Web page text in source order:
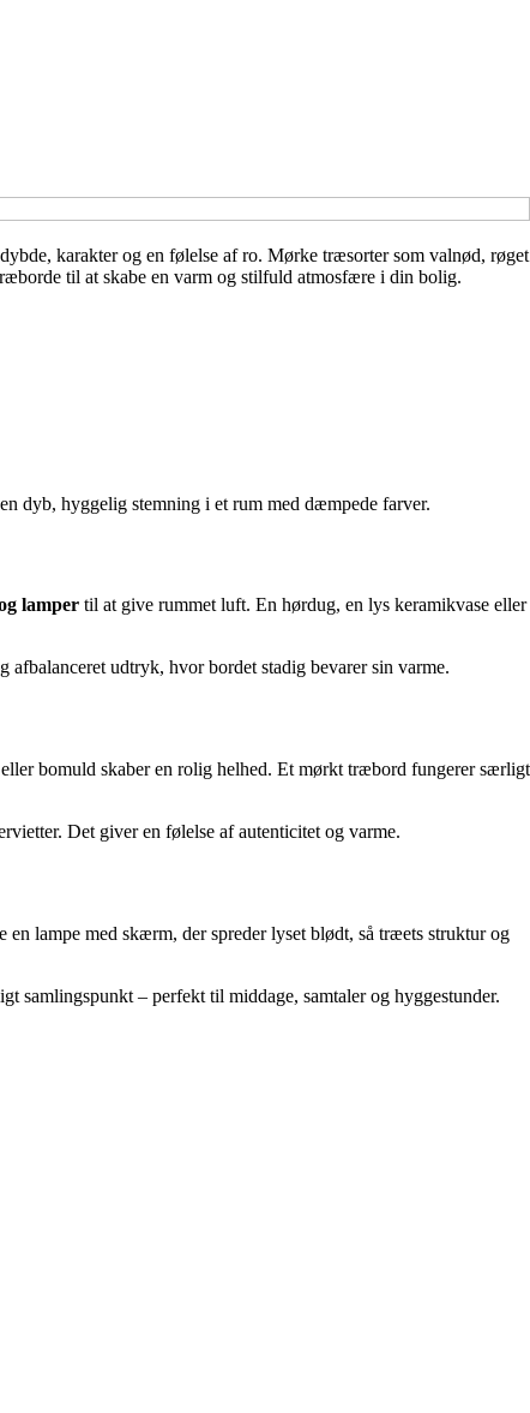
karakter og en følelse af ro. Mørke træsorter som valnød, røget
til at skabe en varm og stilfuld atmosfære i din bolig.
dyb, hyggelig stemning i et rum med dæmpede farver.
lamper til at give rummet luft. En hørdug, en lys keramikvase eller
udtryk, hvor bordet stadig bevarer sin varme.
bomuld skaber en rolig helhed. Et mørkt træbord fungerer særligt
Det giver en følelse af autenticitet og varme.
lampe med skærm, der spreder lyset blødt, så træets struktur og
samlingspunkt – perfekt til middage, samtaler og hyggestunder.